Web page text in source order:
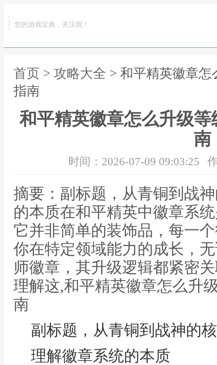
您的游戏宝典，关注我！
首页 > 攻略大全 > 和平精英徽章
指南
和平精英徽章怎么升级
南
时间：2026-07-09 09:03:25
摘要：副标题，从青铜到战
的本质在和平精英中徽章系
它并非简单的装饰品，每一
你在特定领域能力的成长，
师徽章，其升级逻辑都紧密
理解这,和平精英徽章怎么升
南
副标题，从青铜到战神的
理解徽章系统的本质